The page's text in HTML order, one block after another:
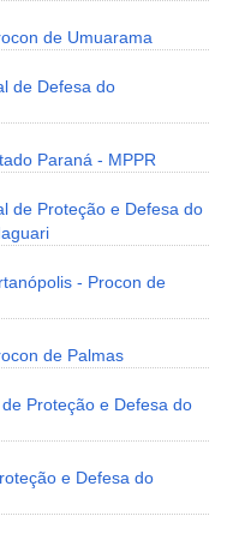
de Umuarama
de Defesa do
Paraná - MPPR
de Proteção e Defesa do
- Procon de
de Palmas
Proteção e Defesa do
e Defesa do